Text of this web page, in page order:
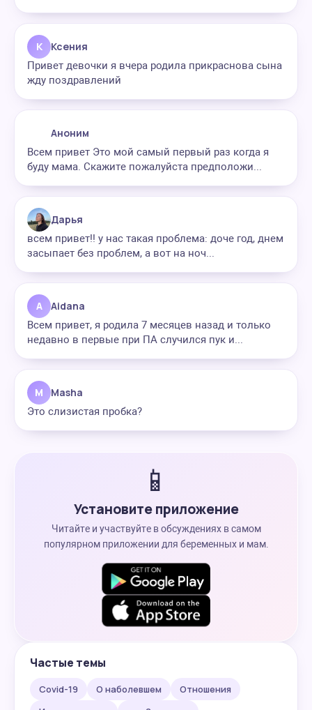
К Ксения
Привет девочки я вчера родила прикраснова сына
жду поздравлений
Аноним
Всем привет Это мой самый первый раз когда я
буду мама. Скажите пожалуйста предположи...
Дарья
всем привет!! у нас такая проблема: доче год, днем
засыпает без проблем, а вот на ноч...
A Aidana
Всем привет, я родила 7 месяцев назад и только
недавно в первые при ПА случился пук и...
M Masha
Это слизистая пробка?
📱
Установите приложение
Читайте и участвуйте в обсуждениях в самом
популярном приложении для беременных и мам.
Частые темы
Covid-19 О наболевшем
Отношения